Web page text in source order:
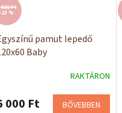
Ft
%
pamut lepedő
Baby
RAKTÁRON
000 Ft BŐVEBBEN